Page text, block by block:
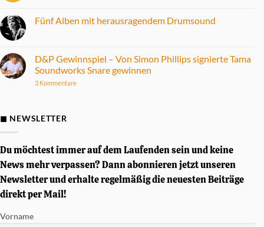
Fame
DD-
Drum
Set
im
Fünf Alben mit herausragendem Drumsound
Fünf
Alben
mit
Drumsound
D&P Gewinnspiel – Von Simon Phillips signierte Tama
Soundworks Snare gewinnen
3 Kommentarezu
Soundworks
gewinnen
◼ NEWSLETTER
Du möchtest immer auf dem Laufenden sein und keine
News mehr verpassen? Dann abonnieren jetzt unseren
Newsletter und erhalte regelmäßig die neuesten Beiträge
direkt per Mail!
Vorname